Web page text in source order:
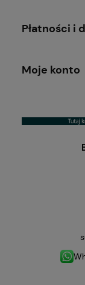
Płatności i
Moje konto